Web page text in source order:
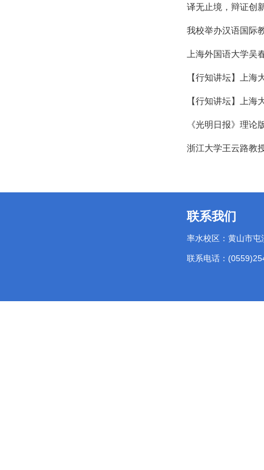
译无止境，辩证创
我校举办汉语国际
上海外国语大学吴
【行知讲坛】上海
【行知讲坛】上海
《光明日报》理论
浙江大学王云路教
联系我们
率水校区：黄山市屯
联系电话：